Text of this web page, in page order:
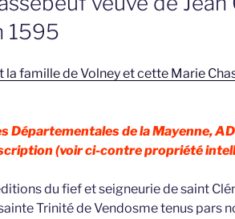
1595
la famille de Volney et cette Marie
Départementales de la Mayenne,
(voir ci-contre propriété
du fief et seigneurie de saint
Trinité de Vendosme tenus pars